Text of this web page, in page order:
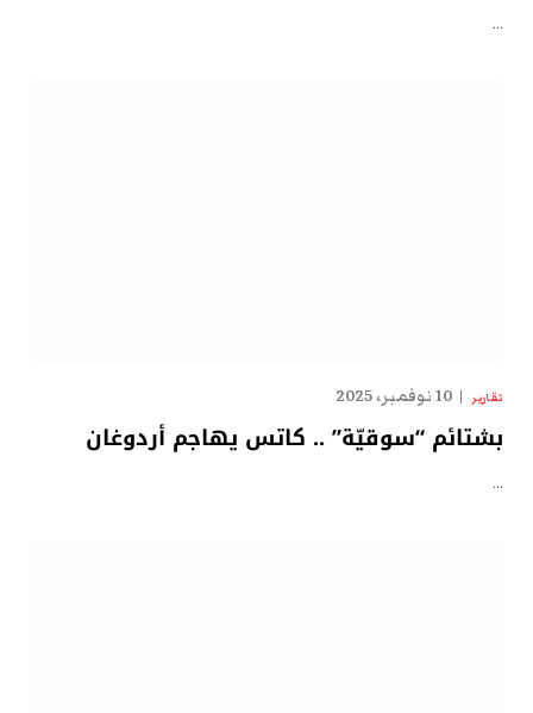
…
تقارير 10 نوفمبر، 2025
بشتائم “سوقيّة” .. كاتس يهاجم أردوغان
…